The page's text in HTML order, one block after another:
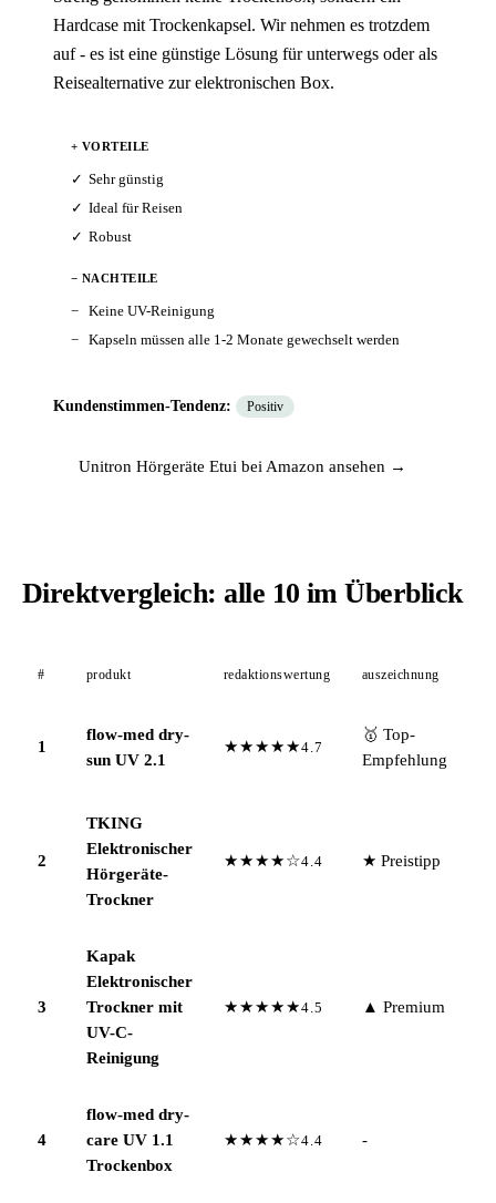
Hardcase mit Trockenkapsel. Wir nehmen es trotzdem
auf - es ist eine günstige Lösung für unterwegs oder als
Reisealternative zur elektronischen Box.
+ VORTEILE
Sehr günstig
Ideal für Reisen
Robust
− NACHTEILE
Keine UV-Reinigung
Kapseln müssen alle 1-2 Monate gewechselt werden
Kundenstimmen-Tendenz: Positiv
Unitron Hörgeräte Etui bei Amazon ansehen →
Direktvergleich: alle 10 im Überblick
# produkt redaktionswertung auszeichnung
1
flow-med dry-
sun UV 2.1
★★★★★4.7
🥇 Top-
Empfehlung
2
TKING
Elektronischer
Hörgeräte-
Trockner
★★★★☆4.4 ★ Preistipp
3
Kapak
Elektronischer
Trockner mit
UV-C-
Reinigung
★★★★★4.5 ▲ Premium
4
flow-med dry-
care UV 1.1
Trockenbox
★★★★☆4.4 -